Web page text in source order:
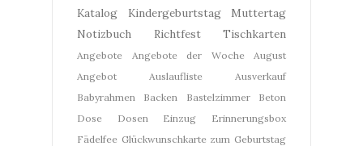
Katalog
Kindergeburtstag
Muttertag
Notizbuch
Richtfest Tischkarten
Angebote Angebote der Woche
August
Angebot
Auslaufliste
Ausverkauf
Babyrahmen
Backen Bastelzimmer
Beton
Dose
Dosen Einzug
Erinnerungsbox
Fädelfee Glückwunschkarte zum Geburtstag